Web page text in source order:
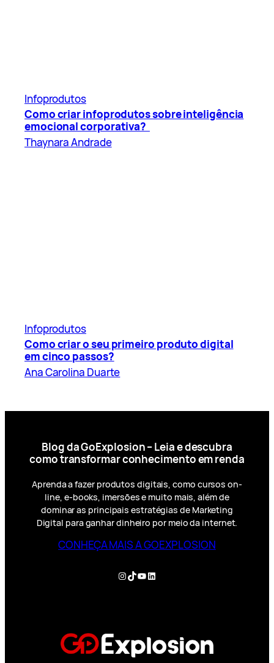
Infoprodutos
Como criar infoprodutos sobre inteligência
emocional corporativa?
Thaynara Andrade
Infoprodutos
Como criar o seu primeiro produto digital
em cinco passos?
Ana Carolina Duarte
Blog da GoExplosion – Leia e descubra
como transformar conhecimento em renda
Aprenda a fazer produtos digitais, como cursos on-
line, e-books, imersões e muito mais, além de
dominar as principais estratégias de Marketing
Digital para ganhar dinheiro por meio da internet.
CONHEÇA MAIS A GOEXPLOSION
Instagram
TikTok
YouTube
LinkedIn